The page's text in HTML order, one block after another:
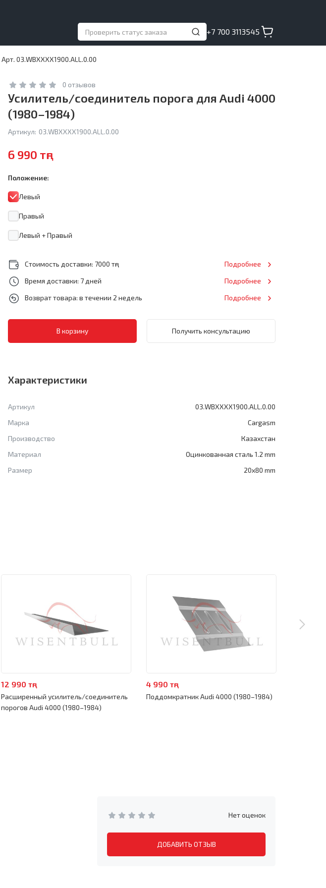
+7 700 3113545
Арт. 03.WBXXXX1900.ALL.0.00
0 отзывов
Усилитель/соединитель порога для Audi 4000
(1980–1984)
Артикул: 03.WBXXXX1900.ALL.0.00
6 990 тңг
Положение:
Левый
Правый
Левый + Правый
Стоимость доставки: 7000 тңг
Подробнее
Время доставки: 7 дней
Подробнее
Возврат товара: в течении 2 недель
Подробнее
Получить консультацию
Характеристики
Артикул
03.WBXXXX1900.ALL.0.00
Марка
Cargasm
Производство
Казахстан
Материал
Оцинкованная сталь 1.2 mm
Размер
20x80 mm
12 990 тңг
Расширенный усилитель/соединитель
порогов Audi 4000 (1980–1984)
4 990 тңг
Поддомкратник Audi 4000 (1980–1984)
Нет оценок
ДОБАВИТЬ ОТЗЫВ